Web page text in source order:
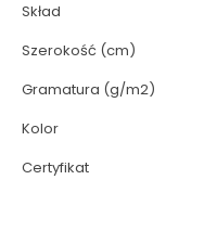
Skład
Szerokość (cm)
Gramatura (g/m2)
Kolor
Certyfikat